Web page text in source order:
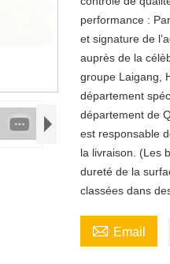
performance :
et signature de
auprès de la
groupe Laigang,
département
département de
est responsable
la livraison. (Les
dureté de la
classées dans
 Email